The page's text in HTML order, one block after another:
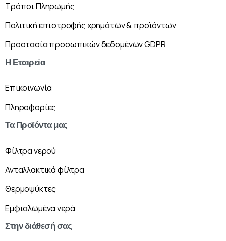
Τρόποι Πληρωμής
Πολιτική επιστροφής χρημάτων & προϊόντων
Προστασία προσωπικών δεδομένων GDPR
Η Εταιρεία
Επικοινωνία
Πληροφορίες
Τα Προϊόνταμας
Φίλτρα νερού
Ανταλλακτικά φίλτρα
Θερμοψύκτες
Εμφιαλωμένα νερά
Στηνδιάθεσήσας